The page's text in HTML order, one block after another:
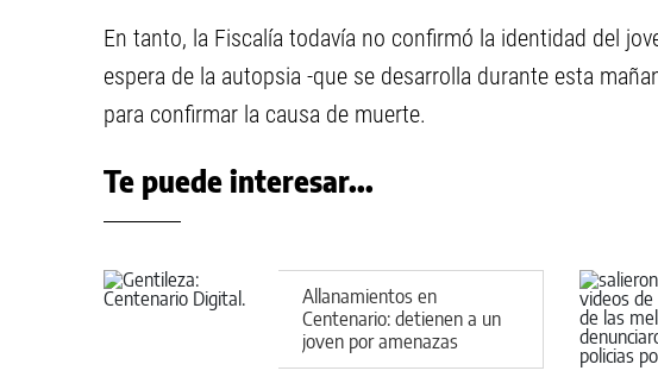
En tanto, la Fiscalía todavía no confirmó la identidad del
espera de la autopsia -que se desarrolla durante esta
para confirmar la causa de muerte.
Te puede interesar...
Allanamientos en
Centenario: detienen a un
joven por amenazas
armadas y secuestran